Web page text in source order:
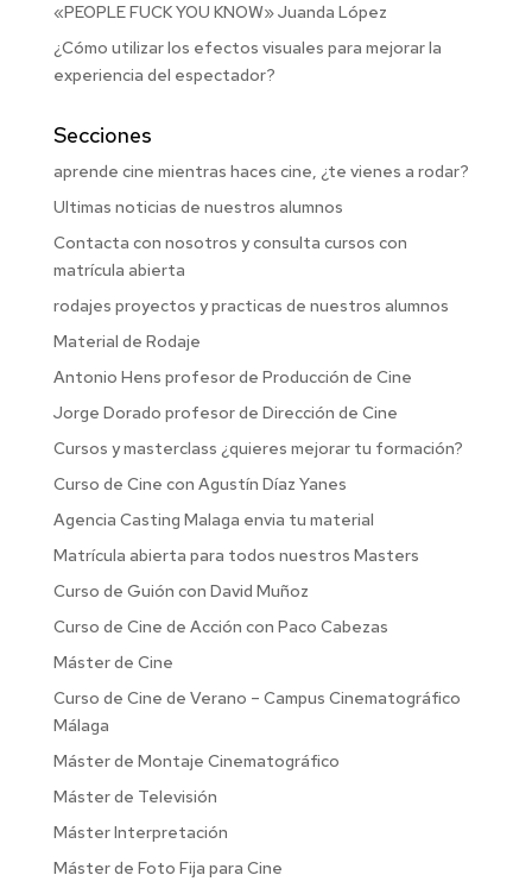
«PEOPLE FUCK YOU KNOW» Juanda López
¿Cómo utilizar los efectos visuales para mejorar la
experiencia del espectador?
Secciones
aprende cine mientras haces cine, ¿te vienes a rodar?
Ultimas noticias de nuestros alumnos
Contacta con nosotros y consulta cursos con
matrícula abierta
rodajes proyectos y practicas de nuestros alumnos
Material de Rodaje
Antonio Hens profesor de Producción de Cine
Jorge Dorado profesor de Dirección de Cine
Cursos y masterclass ¿quieres mejorar tu formación?
Curso de Cine con Agustín Díaz Yanes
Agencia Casting Malaga envia tu material
Matrícula abierta para todos nuestros Masters
Curso de Guión con David Muñoz
Curso de Cine de Acción con Paco Cabezas
Máster de Cine
Curso de Cine de Verano – Campus Cinematográfico
Málaga
Máster de Montaje Cinematográfico
Máster de Televisión
Máster Interpretación
Máster de Foto Fija para Cine